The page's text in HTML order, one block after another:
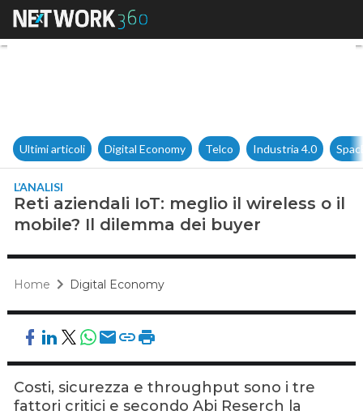
Reti aziendali IoT: meglio il
Ultimi articoli Digital Economy Telco Industria 4.0
L’ANALISI
Reti aziendali IoT: meglio il wireless o il
mobile? Il dilemma dei buyer
Home Digital Economy
Costi, sicurezza e throughput sono i tre
fattori critici e secondo Abi Reserch la